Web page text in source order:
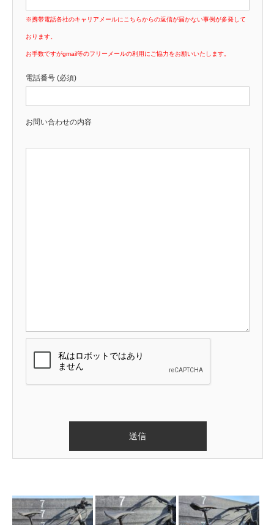
※携帯電話各社のキャリアメールにこちらからの返信が届かない事例が多発して
おります。
お手数ですがgmail等のフリーメールの利用にご協力をお願いいたします。
電話番号 (必須)
お問い合わせの内容